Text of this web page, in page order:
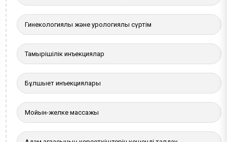
Гинекологиялық және урологиялық сүртім
Тамырішілік инъекциялар
Бұлшықет инъекциялары
Мойын-желке массажы